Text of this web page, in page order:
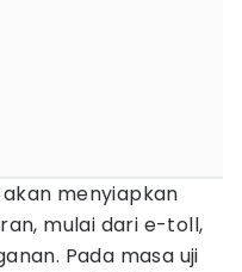
menyiapkan
mulai dari e-toll,
Pada masa uji